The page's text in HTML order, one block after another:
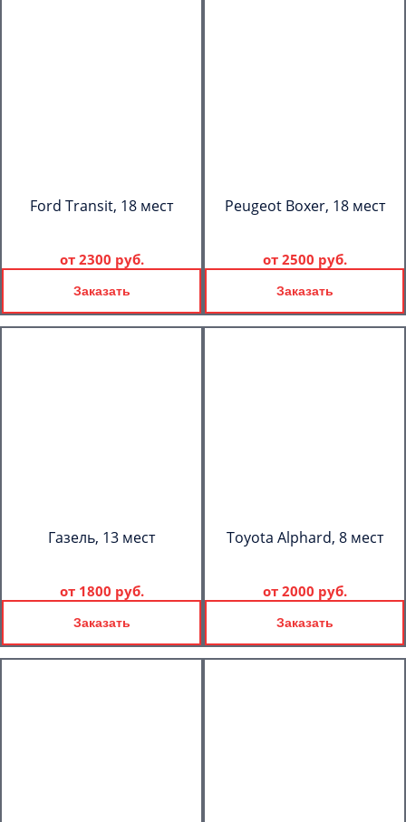
Ford Transit, 18 мест
от 2300 руб.
Заказать
Peugeot Boxer, 18 мест
от 2500 руб.
Заказать
Газель, 13 мест
от 1800 руб.
Заказать
Toyota Alphard, 8 мест
от 2000 руб.
Заказать